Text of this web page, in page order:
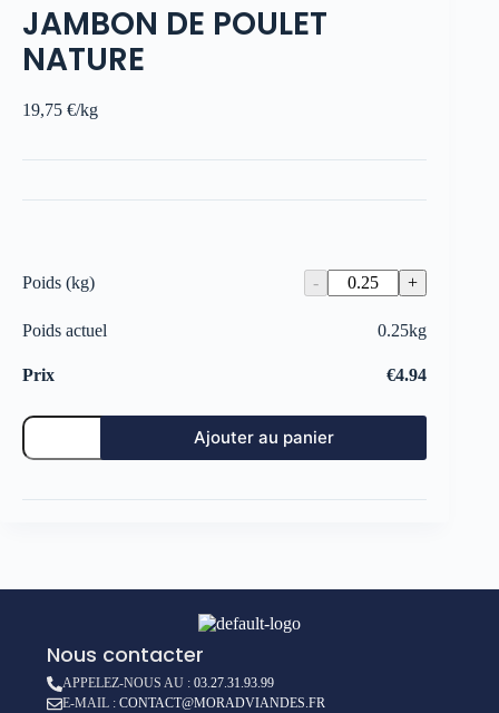
JAMBON DE POULET
NATURE
19,75 €/kg
Poids (kg)
Poids actuel 0.25kg
Prix €4.94
Ajouter au panier
Nous contacter
APPELEZ-NOUS AU :03.27.31.93.99
E-MAIL :CONTACT@MORADVIANDES.FR